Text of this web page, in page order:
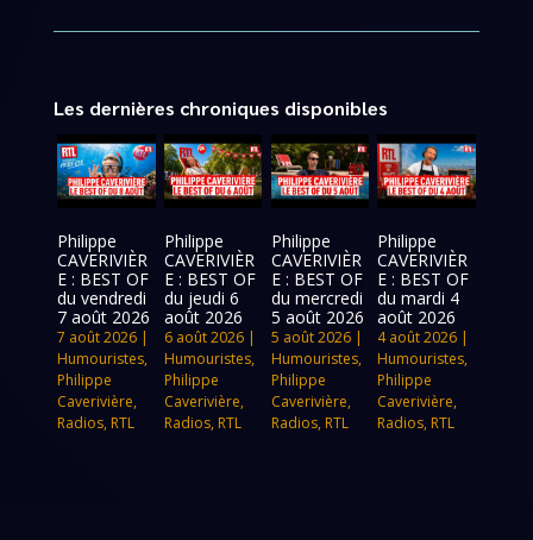
Les dernières chroniques disponibles
Philippe
CAVERIVIÈR
E : BEST OF
du vendredi
7 août 2026
7 août 2026 |
Humouristes,
Philippe
Caverivière,
Radios, RTL
Philippe
CAVERIVIÈR
E : BEST OF
du jeudi 6
août 2026
6 août 2026|
Humouristes,
Philippe
Caverivière,
Radios, RTL
Philippe
CAVERIVIÈR
E : BEST OF
du mercredi
5 août 2026
5 août 2026|
Humouristes,
Philippe
Caverivière,
Radios, RTL
Philippe
CAVERIVIÈR
E : BEST OF
du mardi 4
août 2026
4 août 2026 |
Humouristes,
Philippe
Caverivière,
Radios, RTL